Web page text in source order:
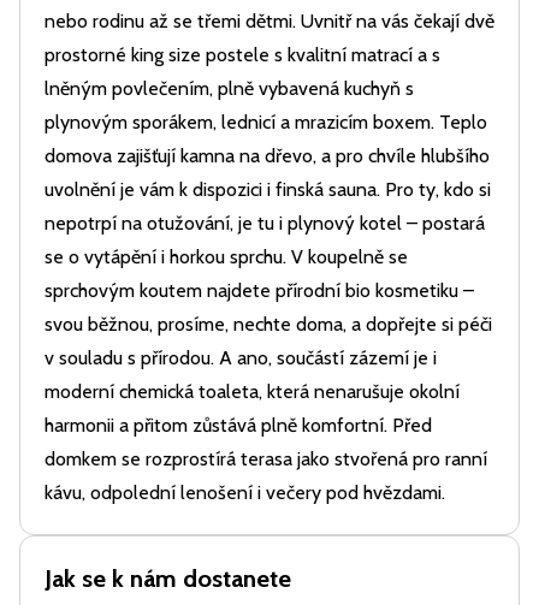
nebo rodinu až se třemi dětmi. Uvnitř na vás čekají dvě
prostorné king size postele s kvalitní matrací a s
lněným povlečením, plně vybavená kuchyň s
plynovým sporákem, lednicí a mrazicím boxem. Teplo
domova zajišťují kamna na dřevo, a pro chvíle hlubšího
uvolnění je vám k dispozici i finská sauna. Pro ty, kdo si
nepotrpí na otužování, je tu i plynový kotel – postará
se o vytápění i horkou sprchu. V koupelně se
sprchovým koutem najdete přírodní bio kosmetiku –
svou běžnou, prosíme, nechte doma, a dopřejte si péči
v souladu s přírodou. A ano, součástí zázemí je i
moderní chemická toaleta, která nenarušuje okolní
harmonii a přitom zůstává plně komfortní. Před
domkem se rozprostírá terasa jako stvořená pro ranní
kávu, odpolední lenošení i večery pod hvězdami.
Jak se k nám dostanete